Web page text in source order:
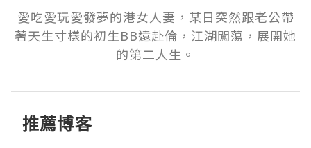
愛吃愛玩愛發夢的港女人妻，某日突然跟老公帶
著天生寸樣的初生BB遠赴倫，江湖闖蕩，展開她
的第二人生。
推薦博客